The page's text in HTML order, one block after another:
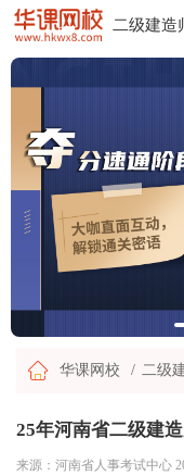
二级建造
华课网校 二级
25年河南省二级建
来源：河南省人事考试中心